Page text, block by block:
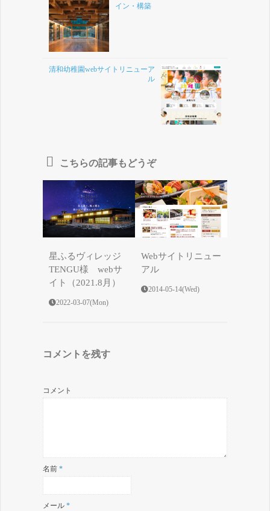
イン・構築
清和幼稚園webサイトリニューア
ル
こちらの記事もどうぞ
星ふるヴィレッジ
TENGU様 webサ
イト（2021.8月）
2022-03-07(Mon)
Webサイトリニュー
アル
2014-05-14(Wed)
コメントを残す
コメント
名前 *
メール *